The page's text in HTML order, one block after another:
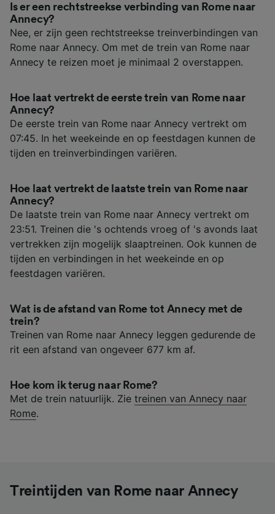
Is er een rechtstreekse verbinding van Rome naar
Annecy?
Nee, er zijn geen rechtstreekse treinverbindingen van
Rome naar Annecy. Om met de trein van Rome naar
Annecy te reizen moet je minimaal 2 overstappen.
Hoe laat vertrekt de eerste trein van Rome naar
Annecy?
De eerste trein van Rome naar Annecy vertrekt om
07:45. In het weekeinde en op feestdagen kunnen de
tijden en treinverbindingen variëren.
Hoe laat vertrekt de laatste trein van Rome naar
Annecy?
De laatste trein van Rome naar Annecy vertrekt om
23:51. Treinen die 's ochtends vroeg of 's avonds laat
vertrekken zijn mogelijk slaaptreinen. Ook kunnen de
tijden en verbindingen in het weekeinde en op
feestdagen variëren.
Wat is de afstand van Rome tot Annecy met de
trein?
Treinen van Rome naar Annecy leggen gedurende de
rit een afstand van ongeveer 677 km af.
Hoe kom ik terug naar Rome?
Met de trein natuurlijk. Zie treinen van Annecy naar
Rome.
Treintijden van Rome naar Annecy